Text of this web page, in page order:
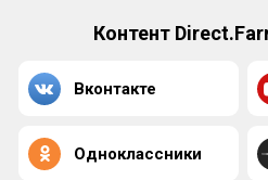
Контент
Вконтакте
Одноклассники